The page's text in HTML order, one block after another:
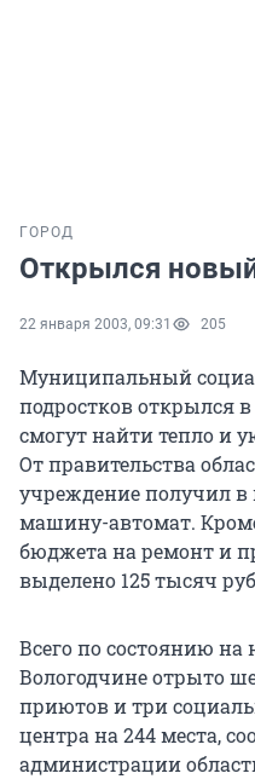
ГОРОД
Открылся
22 января 2003, 09:31 205
Муниципальный
подростков открылся
смогут найти тепло и
От правительства
учреждение получил в
машину-автомат.
бюджета на ремонт и
выделено 125 тысяч
Всего по состоянию на
Вологодчине отрыто
приютов и три
центра на 244 места,
администрации